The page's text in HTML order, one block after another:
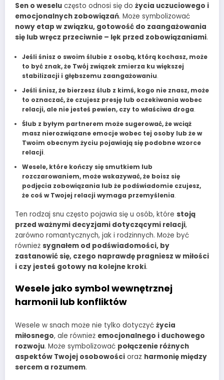
Sen o weselu często odnosi się do życia uczuciowego i
emocjonalnych zobowiązań. Może symbolizować
nowy etap w związku, gotowość do zaangażowania
się lub wręcz przeciwnie – lęk przed zobowiązaniami.
Jeśli śnisz o swoim ślubie z osobą, którą kochasz, może
to być znak, że Twój związek zmierza ku większej
stabilizacji i głębszemu zaangażowaniu.
Jeśli śnisz, że bierzesz ślub z kimś, kogo nie znasz, może
to oznaczać, że czujesz presję lub oczekiwania wobec
relacji, ale nie jesteś pewien, czy to właściwa droga.
Ślub z byłym partnerem może sugerować, że wciąż
masz nierozwiązane emocje wobec tej osoby lub że w
Twoim obecnym życiu pojawiają się podobne wzorce
relacji.
Wesele, które kończy się smutkiem lub
rozczarowaniem, może wskazywać, że boisz się
podjęcia zobowiązania lub że podświadomie czujesz,
że coś w Twojej relacji wymaga przemyślenia.
Ten rodzaj snu często pojawia się u osób, które stoją
przed ważnymi decyzjami dotyczącymi relacji,
zarówno romantycznych, jak i rodzinnych. Może być
również sygnałem od podświadomości, by
zastanowić się, czego naprawdę pragniesz w miłości
i czy jesteś gotowy na kolejne kroki.
Wesele jako symbol wewnętrznej
harmonii lub konfliktów
Wesele w snach może nie tylko dotyczyć życia
miłosnego, ale również emocjonalnego i duchowego
rozwoju. Może symbolizować połączenie różnych
aspektów Twojej osobowości oraz harmonię między
sercem a rozumem.